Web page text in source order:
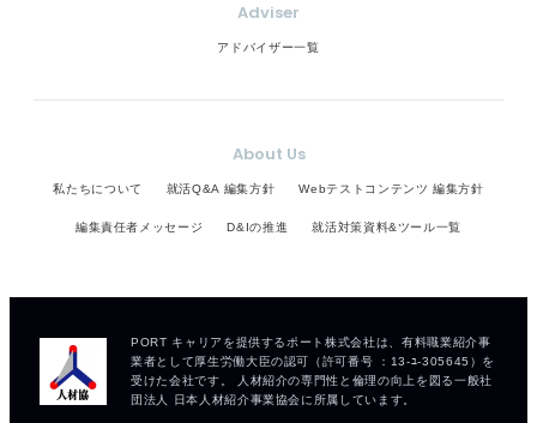
Adviser
アドバイザー一覧
About Us
私たちについて 就活Q&A 編集方針 Webテストコンテンツ 編集方針
編集責任者メッセージ D&Iの推進 就活対策資料&ツール一覧